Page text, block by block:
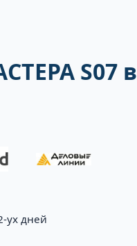
S07 в
ух дней